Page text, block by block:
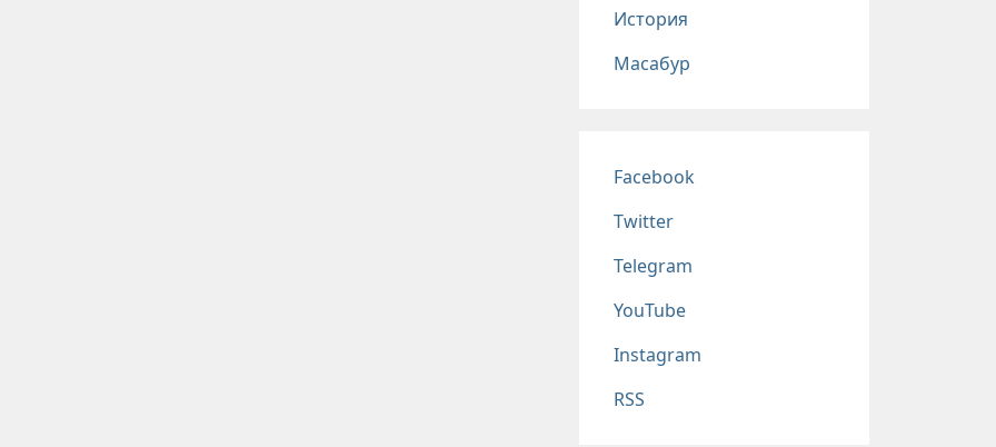
История
Масабур
Соц сети
Facebook
Twitter
Telegram
YouTube
Instagram
RSS